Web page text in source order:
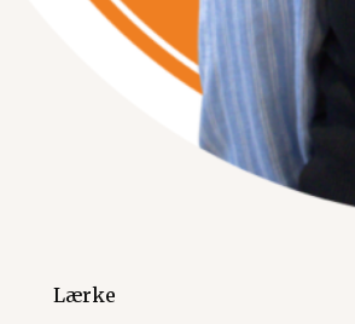
Lærke